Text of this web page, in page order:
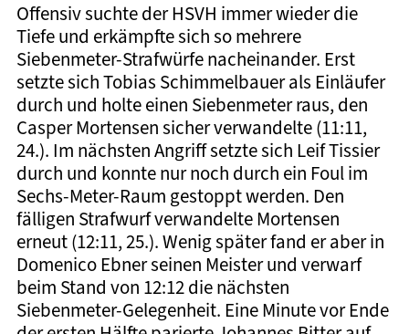
Offensiv suchte der HSVH immer wieder die
Tiefe und erkämpfte sich so mehrere
Siebenmeter-Strafwürfe nacheinander. Erst
setzte sich Tobias Schimmelbauer als Einläufer
durch und holte einen Siebenmeter raus, den
Casper Mortensen sicher verwandelte (11:11,
24.). Im nächsten Angriff setzte sich Leif Tissier
durch und konnte nur noch durch ein Foul im
Sechs-Meter-Raum gestoppt werden. Den
fälligen Strafwurf verwandelte Mortensen
erneut (12:11, 25.). Wenig später fand er aber in
Domenico Ebner seinen Meister und verwarf
beim Stand von 12:12 die nächsten
Siebenmeter-Gelegenheit. Eine Minute vor Ende